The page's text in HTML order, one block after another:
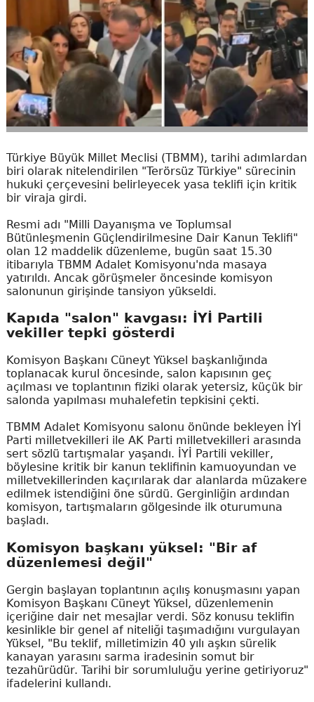
Türkiye Büyük Millet Meclisi (TBMM), tarihi adımlardan
biri olarak nitelendirilen "Terörsüz Türkiye" sürecinin
hukuki çerçevesini belirleyecek yasa teklifi için kritik
bir viraja girdi.
Resmi adı "Milli Dayanışma ve Toplumsal
Bütünleşmenin Güçlendirilmesine Dair Kanun Teklifi"
olan 12 maddelik düzenleme, bugün saat 15.30
itibarıyla TBMM Adalet Komisyonu'nda masaya
yatırıldı. Ancak görüşmeler öncesinde komisyon
salonunun girişinde tansiyon yükseldi.
Kapıda "salon" kavgası: İYİ Partili
vekiller tepki gösterdi
Komisyon Başkanı Cüneyt Yüksel başkanlığında
toplanacak kurul öncesinde, salon kapısının geç
açılması ve toplantının fiziki olarak yetersiz, küçük bir
salonda yapılması muhalefetin tepkisini çekti.
TBMM Adalet Komisyonu salonu önünde bekleyen İYİ
Parti milletvekilleri ile AK Parti milletvekilleri arasında
sert sözlü tartışmalar yaşandı. İYİ Partili vekiller,
böylesine kritik bir kanun teklifinin kamuoyundan ve
milletvekillerinden kaçırılarak dar alanlarda müzakere
edilmek istendiğini öne sürdü. Gerginliğin ardından
komisyon, tartışmaların gölgesinde ilk oturumuna
başladı.
Komisyon başkanı yüksel: "Bir af
düzenlemesi değil"
Gergin başlayan toplantının açılış konuşmasını yapan
Komisyon Başkanı Cüneyt Yüksel, düzenlemenin
içeriğine dair net mesajlar verdi. Söz konusu teklifin
kesinlikle bir genel af niteliği taşımadığını vurgulayan
Yüksel, "Bu teklif, milletimizin 40 yılı aşkın sürelik
kanayan yarasını sarma iradesinin somut bir
tezahürüdür. Tarihi bir sorumluluğu yerine getiriyoruz"
ifadelerini kullandı.